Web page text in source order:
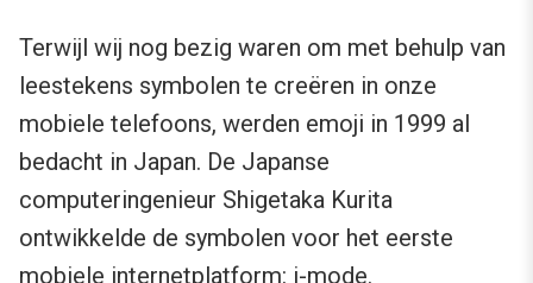
Terwijl wij nog bezig waren om met behulp van
leestekens symbolen te creëren in onze
mobiele telefoons, werden emoji in 1999 al
bedacht in Japan. De Japanse
computeringenieur Shigetaka Kurita
ontwikkelde de symbolen voor het eerste
mobiele internetplatform: i-mode.